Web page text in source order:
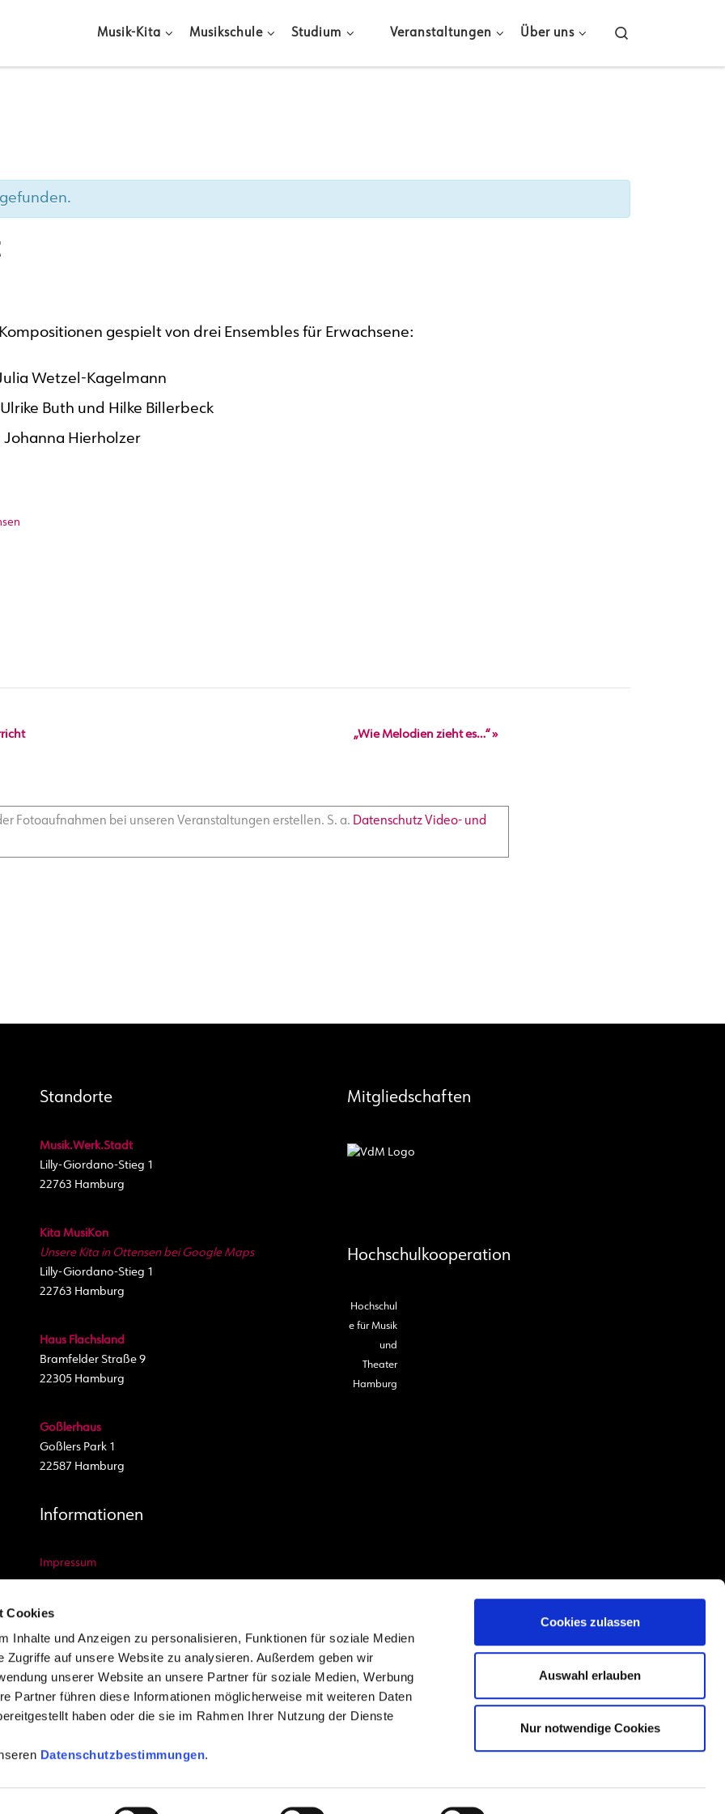
Cookies
Inhalte und Anzeigen zu personalisieren, Funktionen für soziale Medien
Zugriffe auf unsere Website zu analysieren. Außerdem geben wir
unserer Website an unsere Partner für soziale Medien, Werbung
Partner führen diese Informationen möglicherweise mit weiteren Daten
haben oder die sie im Rahmen Ihrer Nutzung der Dienste
Datenschutzbestimmungen.
Cookies zulassen
Auswahl erlauben
Nur notwendige Cookies
Musik-Kita Musikschule Studium Veranstaltungen Über uns
gespielt von drei Ensembles für Erwachsene:
Wetzel-Kagelmann
Buth und Hilke Billerbeck
Johanna Hierholzer
„Wie Melodien zieht es…“»
Fotoaufnahmen bei unseren Veranstaltungen erstellen. S. a. Datenschutz Video- und
Standorte
Musik.Werk.Stadt
Lilly-Giordano-Stieg 1
22763 Hamburg
Kita MusiKon
Unsere Kita in Ottensen bei Google Maps
Lilly-Giordano-Stieg 1
22763 Hamburg
Haus Flachsland
Bramfelder Straße 9
22305 Hamburg
Goßlerhaus
Goßlers Park 1
22587 Hamburg
Informationen
Impressum
Datenschutz Video und Foto
AGB
Kontakt
Newsletter
Youtube
Mitgliedschaften
Hochschulkooperation
Hochschul
e für Musik
und
Theater
Hamburg